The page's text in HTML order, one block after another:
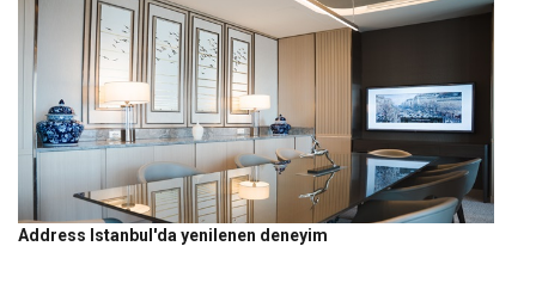
Address Istanbul'da yenilenen deneyim